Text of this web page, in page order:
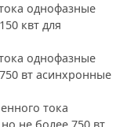
однофазные
квт для
однофазные
вт асинхронные
тока